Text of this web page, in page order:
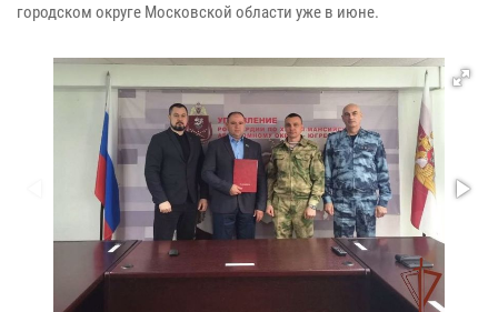
городском округе Московской области уже в июне.